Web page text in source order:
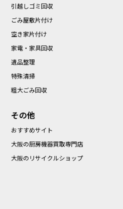
引越しゴミ回収
ごみ屋敷片付け
空き家片付け
家電・家具回収
遺品整理
特殊清掃
粗大ごみ回収
その他
おすすめサイト
大阪の厨房機器買取専門店
大阪のリサイクルショップ